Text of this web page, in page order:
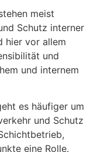
meist
Schutz interner
hier vor allem
und
und internem
es häufiger um
und Schutz
eine Rolle.